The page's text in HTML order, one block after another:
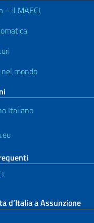
– il MAECI
mondo
Italiano
d’Italia a Assunzione